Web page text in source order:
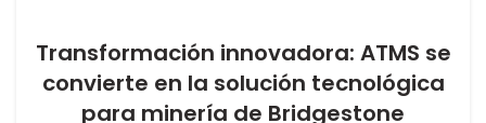
NOTICIAS
Transformación innovadora: ATMS se
convierte en la solución tecnológica
para minería de Bridgestone